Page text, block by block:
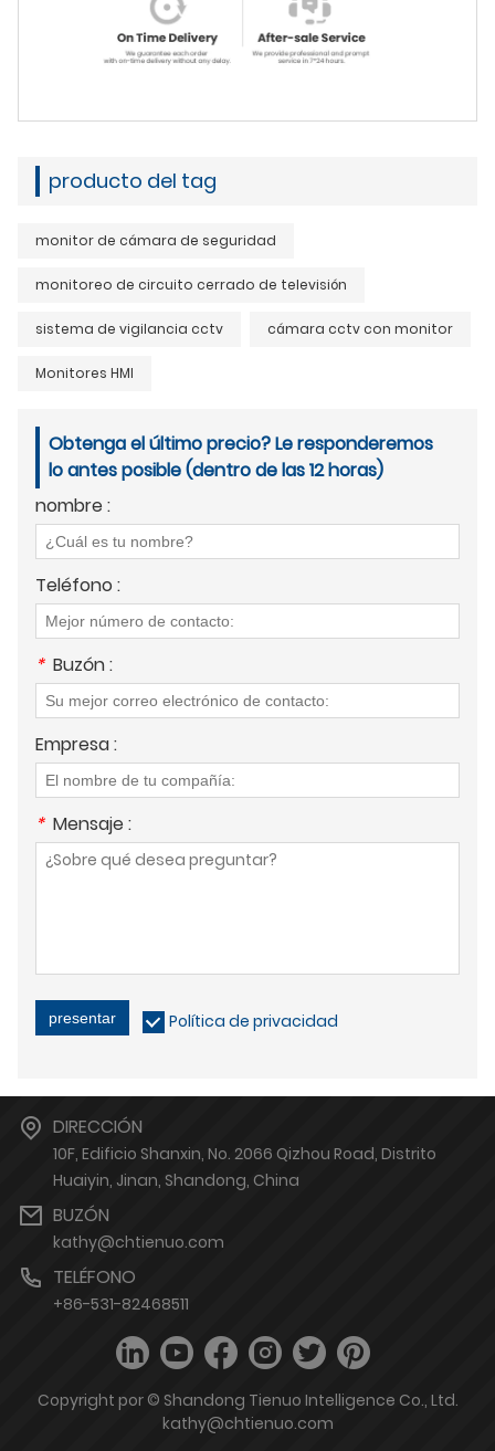
producto del tag
monitor de cámara de seguridad
monitoreo de circuito cerrado de televisión
sistema de vigilancia cctv cámara cctv con monitor
Monitores HMI
Obtenga el último precio? Le responderemos
lo antes posible (dentro de las 12 horas)
nombre :
Teléfono :
* Buzón :
Empresa :
* Mensaje :
presentar Política de privacidad
DIRECCIÓN
10F, Edificio Shanxin, No. 2066 Qizhou Road, Distrito
Huaiyin, Jinan, Shandong, China
BUZÓN
kathy@chtienuo.com
TELÉFONO
+86-531-82468511
Copyright por © Shandong Tienuo Intelligence Co., Ltd.
kathy@chtienuo.com